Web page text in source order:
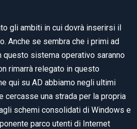
gli ambiti in cui dovrà inserirsi il
Anche se sembra che i primi ad
sistema operativo saranno
rimarrà relegato in questo
qui su AD abbiamo negli ultimi
cercasse una strada per la propria
schemi consolidati di Windows e
parco utenti di Internet